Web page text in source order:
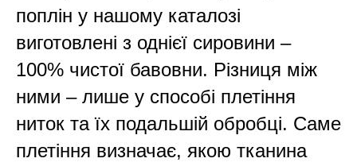
поплін у нашому каталозі
виготовлені з однієї сировини –
100% чистої бавовни. Різниця між
ними – лише у способі плетіння
ниток та їх подальшій обробці. Саме
плетіння визначає, якою тканина